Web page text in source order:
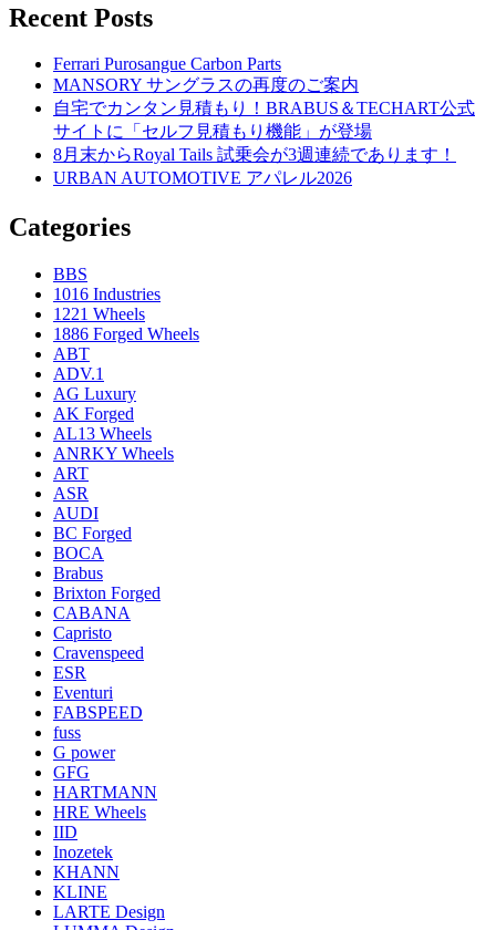
Recent Posts
Ferrari Purosangue Carbon Parts
MANSORY サングラスの再度のご案内
自宅でカンタン見積もり！BRABUS＆TECHART公式
サイトに「セルフ見積もり機能」が登場
8月末からRoyal Tails 試乗会が3週連続であります！
URBAN AUTOMOTIVE アパレル2026
Categories
BBS
1016 Industries
1221 Wheels
1886 Forged Wheels
ABT
ADV.1
AG Luxury
AK Forged
AL13 Wheels
ANRKY Wheels
ART
ASR
AUDI
BC Forged
BOCA
Brabus
Brixton Forged
CABANA
Capristo
Cravenspeed
ESR
Eventuri
FABSPEED
fuss
G power
GFG
HARTMANN
HRE Wheels
IID
Inozetek
KHANN
KLINE
LARTE Design